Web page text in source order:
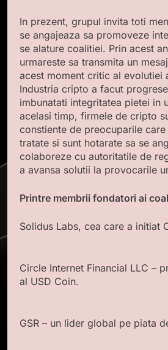
In prezent, grupul invita toti
se angajeaza sa promoveze
se alature coalitiei. Prin acest
urmareste sa transmita un
acest moment critic al evolutiei
Industria cripto a facut
imbunatati integritatea pietei in
acelasi timp, firmele de cripto
constiente de preocuparile
tratate si sunt hotarate sa se
colaboreze cu autoritatile de
a avansa solutii la provocarile
Printre membrii fondatori ai
Solidus Labs, cea care a initiat
Circle Internet Financial LLC –
al USD Coin.
GSR – un lider global pe piata